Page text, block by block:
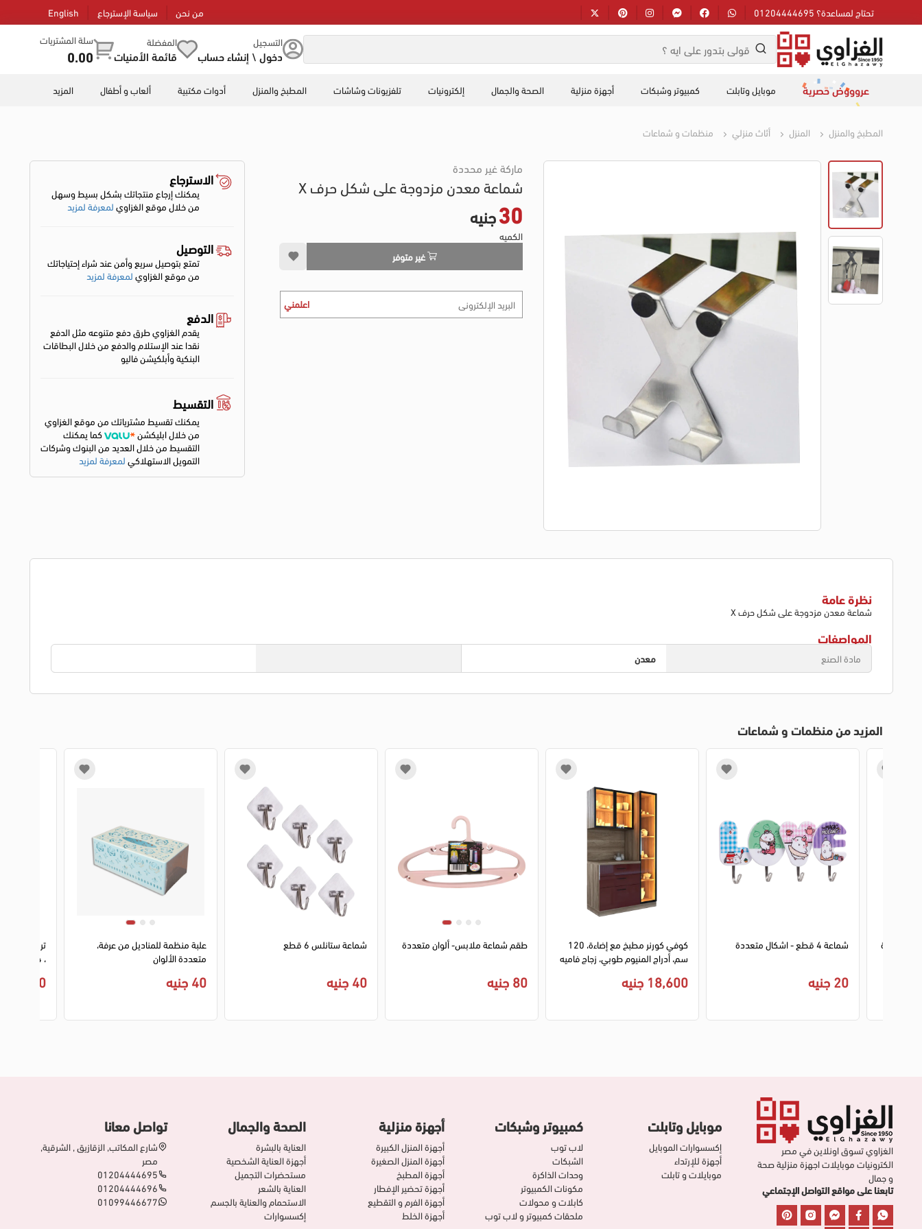
تحتاج لمساعدة؟ 01204444695 من نحن سياسة الإسترجاع English
التسجيل
دخول \ إنشاء حساب
المفضلة
قائمة الأمنيات
سلة المشتريات
0.00
عروووض حصرية موبايل وتابلت كمبيوتر وشبكات أجهزة منزلية الصحة والجمال إلكترونيات تلفزيونات وشاشات المطبخ والمنزل أدوات مكتبية ألعاب و أطفال المزيد
المطبخ والمنزل المنزل أثاث منزلي منظمات و شماعات
ماركة غير محددة
شماعة معدن مزدوجة على شكل حرف X
30جنيه
الكميه
غير متوفر
اعلمني
الاسترجاع
يمكنك إرجاع منتجاتك بشكل بسيط وسهل
من خلال موقع الغزاويلمعرفة لمزيد
التوصيل
تمتع بتوصيل سريع وأمن عند شراء إحتياجاتك
من موقع الغزاويلمعرفة لمزيد
الدفع
يقدم الغزاوي طرق دفع متنوعه مثل الدفع
نقدا عند الإستلام والدفع من خلال البطاقات
البنكية وأبلكيشن فاليو
التقسيط
يمكنك تقسيط مشترياتك من موقع الغزاوي
من خلال ابليكشن
كما يمكنك
التقسيط من خلال العديد من البنوك وشركات
التمويل الاستهلاكيلمعرفة لمزيد
نظرة عامة
شماعة معدن مزدوجة على شكل حرف X
المواصفات
مادة الصنع معدن
المزيد من منظمات و شماعات
تربو تركى
، 4 دور
410 جنيه
علبة منظمة للمناديل من عرفة،
متعددة الألوان
40 جنيه
شماعة ستانلس 6 قطع
40 جنيه
طقم شماعة ملابس- ألوان متعددة
80 جنيه
كوفي كورنر مطبخ مع إضاءة، 120
سم، أدراج المنيوم طوبي، زجاج فاميه
18,600 جنيه
شماعة 4 قطع - اشكال متعددة
20 جنيه
من الوطنية ، الوان متعددة
الغزاوي تسوق اونلاين في مصر
الكترونيات موبايلات اجهزة منزلية صحة
و جمال
تابعنا على مواقع التواصل الإجتماعي
موبايل وتابلت
إكسسوارات الموبايل
أجهزة للإرتداء
موبايلات و تابلت
كمبيوتر وشبكات
لاب توب
الشبكات
وحدات الذاكرة
مكونات الكمبيوتر
كابلات و محولات
ملحقات كمبيوتر و لاب توب
أجهزة منزلية
أجهزة المنزل الكبيرة
أجهزة المنزل الصغيرة
أجهزة المطبخ
أجهزة تحضير الإفطار
أجهزة الفرم و التقطيع
أجهزة الخلط
الصحة والجمال
العناية بالبشرة
أجهزة العناية الشخصية
مستحضرات التجميل
العناية بالشعر
الاستحمام والعناية بالجسم
إكسسوارات
تواصل معانا
شارع المكاتب, الزقازيق , الشرقية,
مصر
01204444695
01204444696
01099446677